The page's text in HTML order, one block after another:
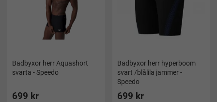
Badbyxor herr Aquashort
svarta - Speedo
699 kr
Badbyxor herr hyperboom
svart /blålila jammer -
Speedo
699 kr